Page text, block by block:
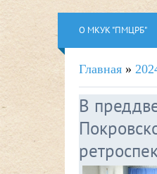
О МКУК "ПМЦРБ"
Главная »
В